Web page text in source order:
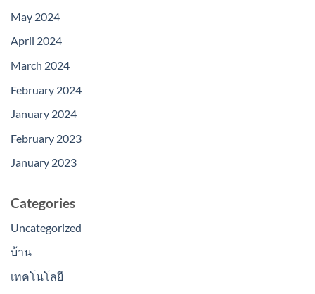
May 2024
April 2024
March 2024
February 2024
January 2024
February 2023
January 2023
Categories
Uncategorized
บ้าน
เทคโนโลยี